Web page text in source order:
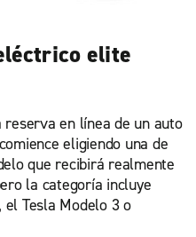
elite
en línea de un auto
eligiendo una de
que recibirá realmente
la categoría incluye
Tesla Modelo 3 o